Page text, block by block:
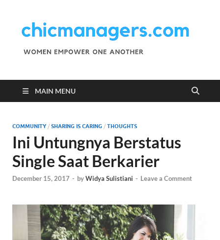
MAIN MENU
COMMUNITY / SHARING IS CARING / THOUGHTS
Ini Untungnya Berstatus
Single Saat Berkarier
December 15, 2017 - byWidya Sulistiani - Leave a Comment